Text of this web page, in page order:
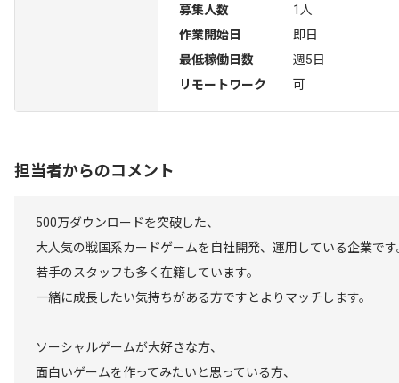
募集人数
1人
作業開始日
即日
最低稼働日数
週5日
リモートワーク
可
担当者からのコメント
500万ダウンロードを突破した、
大人気の戦国系カードゲームを自社開発、運用している企業です
若手のスタッフも多く在籍しています。
一緒に成長したい気持ちがある方ですとよりマッチします。
ソーシャルゲームが大好きな方、
面白いゲームを作ってみたいと思っている方、